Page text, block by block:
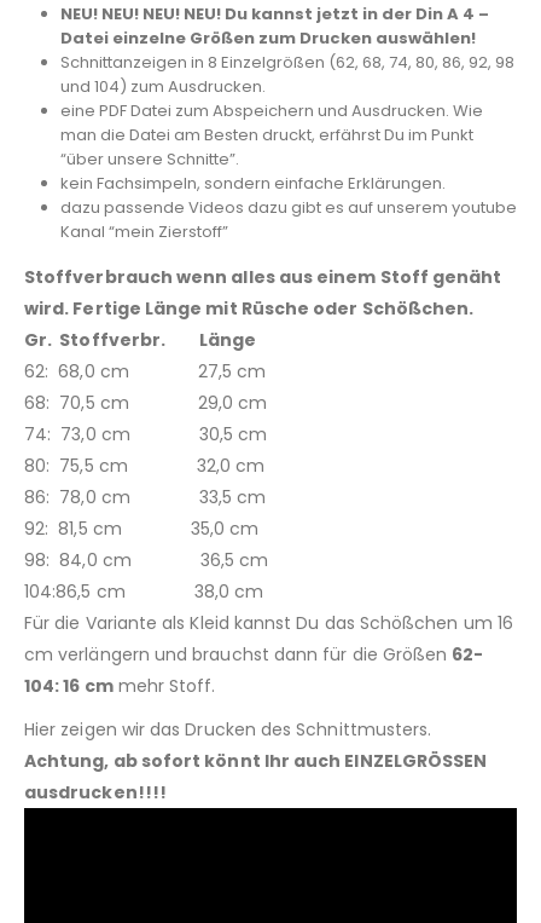
NEU! NEU! NEU! NEU! Du kannst jetzt in der Din A 4 –
Datei einzelne Größen zum Drucken auswählen!
Schnittanzeigen in 8 Einzelgrößen (62, 68, 74, 80, 86, 92, 98
und 104) zum Ausdrucken.
eine PDF Datei zum Abspeichern und Ausdrucken. Wie
man die Datei am Besten druckt, erfährst Du im Punkt
“über unsere Schnitte”.
kein Fachsimpeln, sondern einfache Erklärungen.
dazu passende Videos dazu gibt es auf unserem youtube
Kanal “mein Zierstoff”
Stoffverbrauch wenn alles aus einem Stoff genäht
wird. Fertige Länge mit Rüsche oder Schößchen.
Gr. Stoffverbr. Länge
62: 68,0 cm 27,5 cm
68: 70,5 cm 29,0 cm
74: 73,0 cm 30,5 cm
80: 75,5 cm 32,0 cm
86: 78,0 cm 33,5 cm
92: 81,5 cm 35,0 cm
98: 84,0 cm 36,5 cm
104:86,5 cm 38,0 cm
Für die Variante als Kleid kannst Du das Schößchen um 16
cm verlängern und brauchst dann für die Größen 62-
104: 16 cmmehr Stoff.
Hier zeigen wir das Drucken des Schnittmusters.
Achtung, ab sofort könnt Ihr auch EINZELGRÖSSEN
ausdrucken!!!!